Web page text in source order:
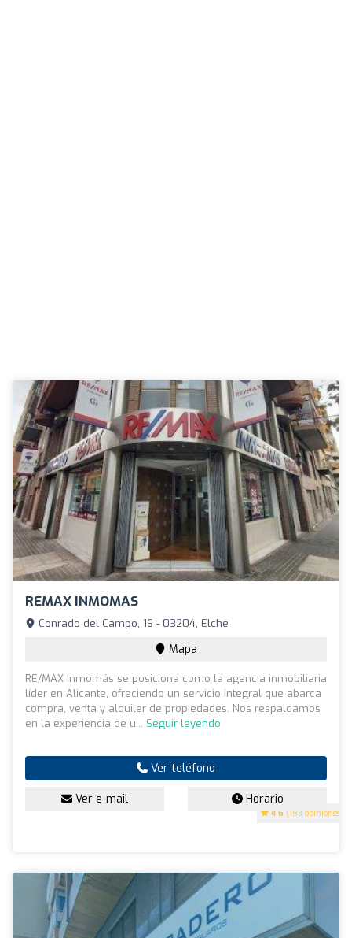
REMAX INMOMAS
4.6 (193 opiniones)
Conrado del Campo, 16 - 03204, Elche
Mapa
RE/MAX Inmomás se posiciona como la agencia inmobiliaria
líder en Alicante, ofreciendo un servicio integral que abarca
compra, venta y alquiler de propiedades. Nos respaldamos
en la experiencia de u... Seguir leyendo
Ver teléfono
Ver e-mail Horario